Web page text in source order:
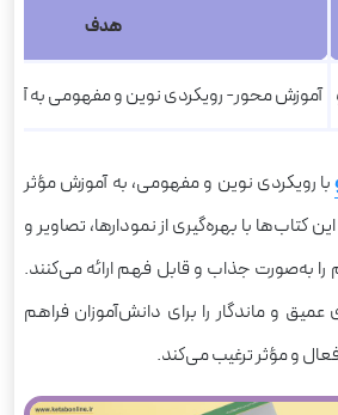
هدف
آموزش محور- رویکردی نوین و مفهومی به
با رویکردی نوین و مفهومی، به آموزش مؤثر
کتاب‌ها با بهره‌گیری از نمودارها، تصاویر و
به‌صورت جذاب و قابل فهم ارائه می‌کنند.
عمیق و ماندگار را برای دانش‌آموزان فراهم
فعال و مؤثر ترغیب می‌کند.